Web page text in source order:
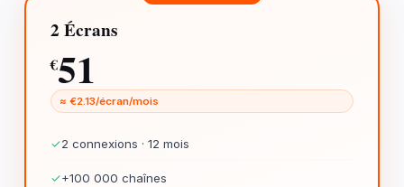
2 Écrans
€51
≈ €2.13/écran/mois
✓2 connexions · 12 mois
✓+100 000 chaînes